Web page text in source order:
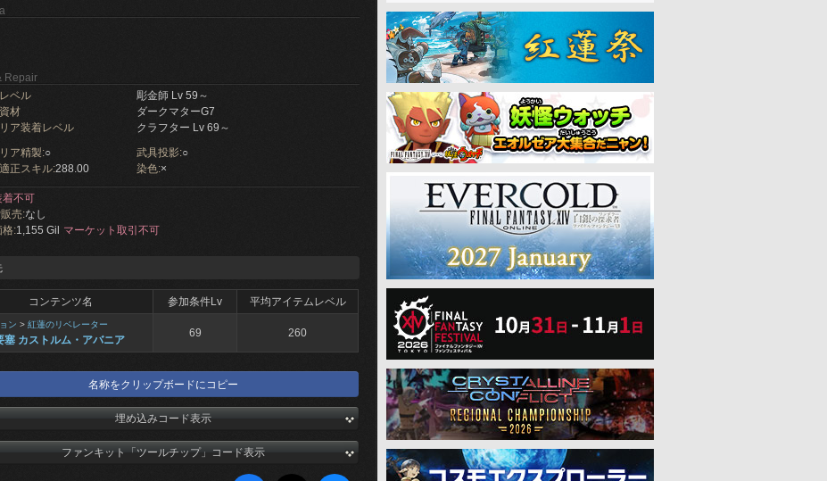
Repair
ベル
彫金師 Lv 59～
材
ダークマターG7
ア装着レベル
クラフター Lv 69～
ア精製:○ 武具投影:○
正スキル:288.00 染色:×
着不可
売:なし
格:1,155 Gil マーケット取引不可
コンテンツ名 参加条件Lv 平均アイテムレベル
ン > 紅蓮のリベレーター
塞 カストルム・アバニア
69 260
名称をクリップボードにコピー
埋め込みコード表示
ファンキット「ツールチップ」コード表示